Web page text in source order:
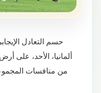
حسم التعادل
ألمانيا، الأحد، على
من منافسات